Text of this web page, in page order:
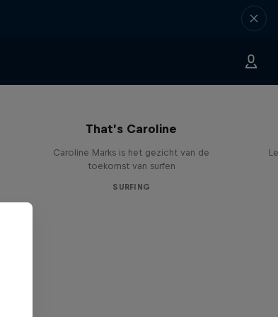
That’s Caroline
Caroline Marks is het gezicht van de
toekomst van surfen
SURFING